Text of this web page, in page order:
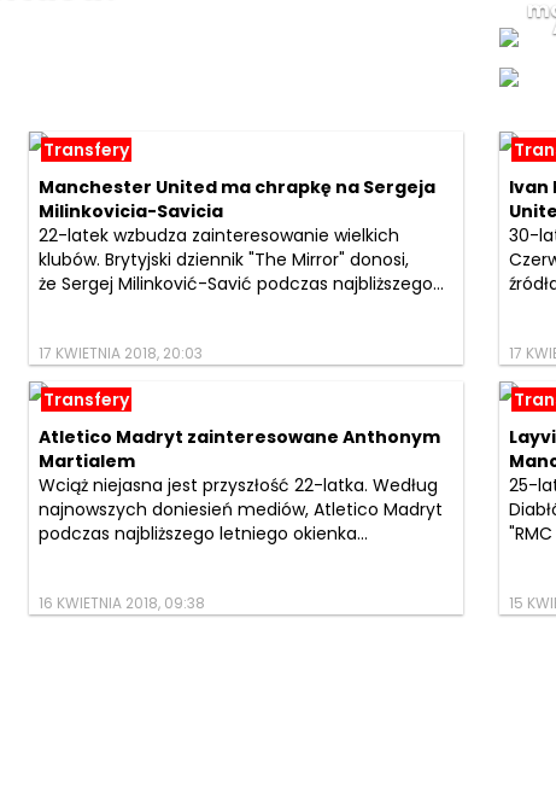
Transfery
Manchester United ma chrapkę na Sergeja
Milinkovicia-Savicia
22-latek wzbudza zainteresowanie wielkich
klubów. Brytyjski dziennik "The Mirror" donosi,
że Sergej Milinković-Savić podczas najbliższego...
17 KWIETNIA 2018, 20:03
Ivan
30-
17
Transfery
Atletico Madryt zainteresowane Anthonym
Martialem
Wciąż niejasna jest przyszłość 22-latka. Według
najnowszych doniesień mediów, Atletico Madryt
podczas najbliższego letniego okienka...
16 KWIETNIA 2018, 09:38
25-
15